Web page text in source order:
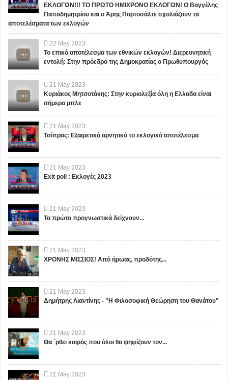
ΕΚΛΟΓΩΝ!!! ΤΟ ΠΡΩΤΟ ΗΜΙΧΡΟΝΟ ΕΚΛΟΓΩΝ! Ο Βαγγέλης
Παπαδημητρίου και ο Άρης Πορτοσάλτε σχολιάζουν τα
αποτελέσματα των εκλογών
22 May 2023
Το επικό αποτέλεσμα των εθνικών εκλογών! Διερευνητική
εντολή: Στην πρόεδρο της Δημοκρατίας ο Πρωθυπουργός
21 May 2023
Κυριάκος Μητσοτάκης: Στην κυριολεξία όλη η Ελλαδα είναι
σήμερα μπλε
21 May 2023
Τσίπρας: Εξαιρετικά αρνητικό το εκλογικό αποτέλεσμα
21 May 2023
Exit poll : Εκλογές 2023
21 May 2023
Τα πρώτα προγνωστικά δείχνουν...
21 May 2023
ΧΡΟΝΗΣ ΜΙΣΣΙΟΣ! Από ήρωας, προδότης...
21 May 2023
Δημήτρης Λιαντίνης - "Η Φιλοσοφική Θεώρηση του Θανάτου"
21 May 2023
Θα ΄ρθει καιρός που όλοι θα ψηφίζουν τον...
21 May 2023